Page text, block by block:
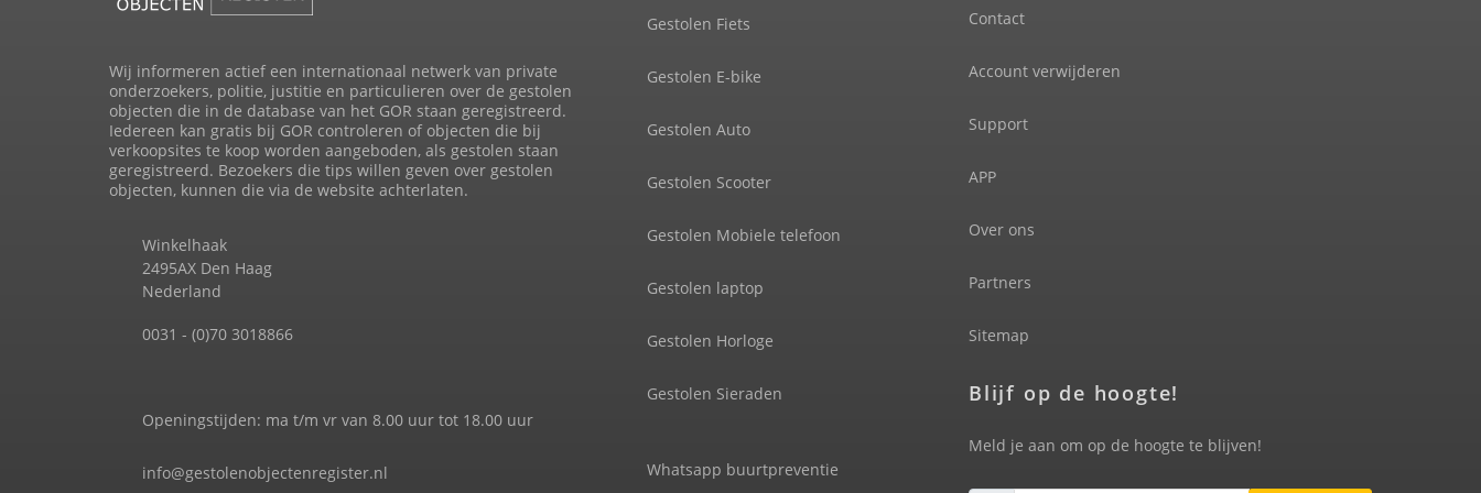
Wij informeren actief een internationaal netwerk van private
onderzoekers, politie, justitie en particulieren over de gestolen
objecten die in de database van het GOR staan geregistreerd.
Iedereen kan gratis bij GOR controleren of objecten die bij
verkoopsites te koop worden aangeboden, als gestolen staan
geregistreerd. Bezoekers die tips willen geven over gestolen
objecten, kunnen die via de website achterlaten.
Winkelhaak
2495AX Den Haag
Nederland
0031 - (0)70 3018866
Openingstijden: ma t/m vr van 8.00 uur tot 18.00 uur
info@gestolenobjectenregister.nl
Gestolen Fiets
Gestolen E-bike
Gestolen Auto
Gestolen Scooter
Gestolen Mobiele telefoon
Gestolen laptop
Gestolen Horloge
Gestolen Sieraden
Whatsapp buurtpreventie
Contact
Account verwijderen
Support
APP
Over ons
Partners
Sitemap
Blijf op de hoogte!
Meld je aan om op de hoogte te blijven!